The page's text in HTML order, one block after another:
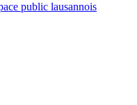
public lausannois